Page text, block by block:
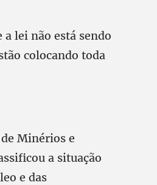
lei não está sendo
colocando toda
Minérios e
a situação
e das